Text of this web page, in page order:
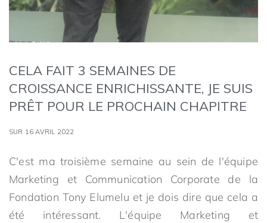
CELA FAIT 3 SEMAINES DE
CROISSANCE ENRICHISSANTE, JE SUIS
PRÊT POUR LE PROCHAIN CHAPITRE
SUR 16 AVRIL 2022
C'est ma troisième semaine au sein de l'équipe
Marketing et Communication Corporate de la
Fondation Tony Elumelu et je dois dire que cela a
été intéressant. L'équipe Marketing et